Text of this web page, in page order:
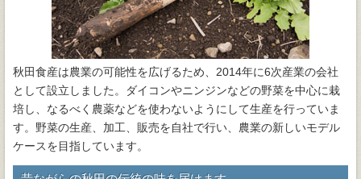
秋田食産は農業の可能性を広げるため、2014年に6次産業の会社
として設立しました。ダイコンやニンジンなどの野菜を中心に栽
培し、なるべく農薬などを使わないようにして生産を行っていま
す。野菜の生産、加工、販売を自社で行い、農業の新しいモデル
ケースを目指しています。